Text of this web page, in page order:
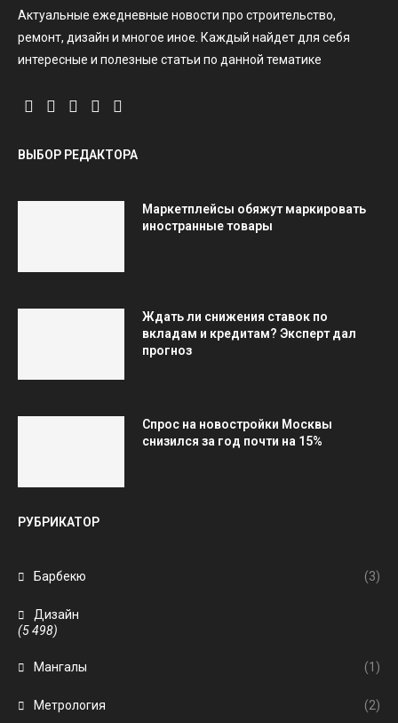
Актуальные ежедневные новости про строительство,
ремонт, дизайн и многое иное. Каждый найдет для себя
интересные и полезные статьи по данной тематике
ВЫБОР РЕДАКТОРА
Маркетплейсы обяжут маркировать
иностранные товары
Ждать ли снижения ставок по
вкладам и кредитам? Эксперт дал
прогноз
Спрос на новостройки Москвы
снизился за год почти на 15%
РУБРИКАТОР
Барбекю (3)
Дизайн
(5 498)
Мангалы (1)
Метрология (2)